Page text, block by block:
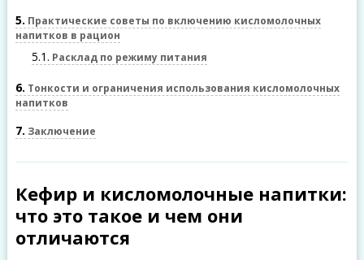
5 Практические советы по включению кисломолочных
напитков в рацион
5.1 Расклад по режиму питания
6 Тонкости и ограничения использования кисломолочных
напитков
7 Заключение
Кефир и кисломолочные напитки:
что это такое и чем они
отличаются